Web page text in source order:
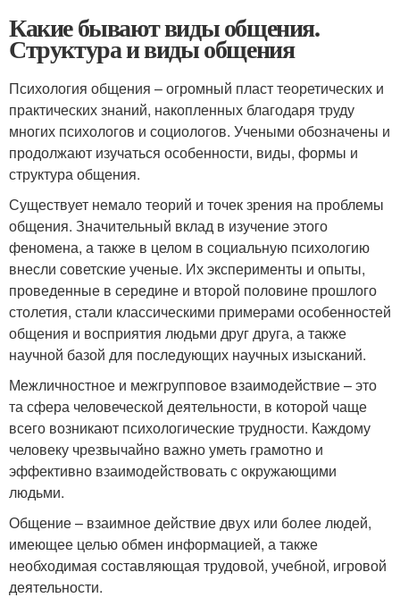
Какие бывают виды общения.
Структура и виды общения
Психология общения – огромный пласт теоретических и
практических знаний, накопленных благодаря труду
многих психологов и социологов. Учеными обозначены и
продолжают изучаться особенности, виды, формы и
структура общения.
Существует немало теорий и точек зрения на проблемы
общения. Значительный вклад в изучение этого
феномена, а также в целом в социальную психологию
внесли советские ученые. Их эксперименты и опыты,
проведенные в середине и второй половине прошлого
столетия, стали классическими примерами особенностей
общения и восприятия людьми друг друга, а также
научной базой для последующих научных изысканий.
Межличностное и межгрупповое взаимодействие – это
та сфера человеческой деятельности, в которой чаще
всего возникают психологические трудности. Каждому
человеку чрезвычайно важно уметь грамотно и
эффективно взаимодействовать с окружающими
людьми.
Общение – взаимное действие двух или более людей,
имеющее целью обмен информацией, а также
необходимая составляющая трудовой, учебной, игровой
деятельности.